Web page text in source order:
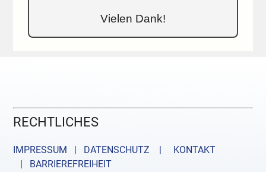
Vielen Dank!
RECHTLICHES
IMPRESSUM | DATENSCHUTZ |
KONTAKT
| BARRIEREFREIHEIT